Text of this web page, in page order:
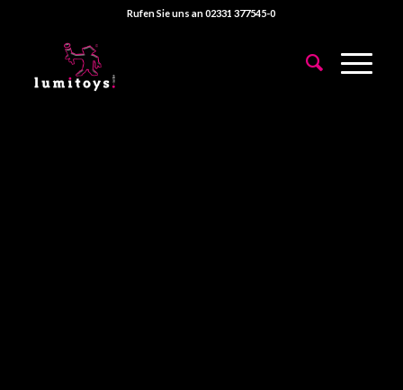
Rufen Sie uns an 02331 377545-0